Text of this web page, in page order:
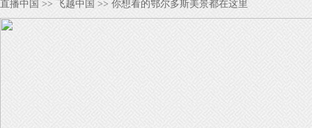
直播中国 >> 飞越中国 >> 你想看的鄂尔多斯美景都在这里